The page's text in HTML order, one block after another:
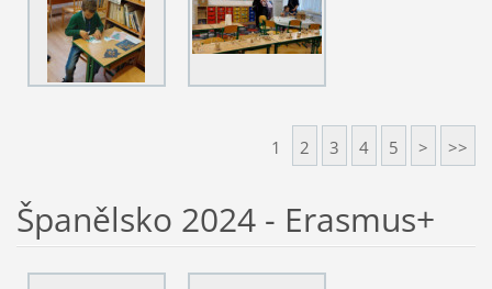
1 2 3 4 5 > >>
Španělsko 2024 - Erasmus+